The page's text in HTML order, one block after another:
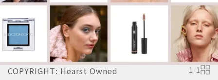
COPYRIGHT: Hearst Owned 1/1